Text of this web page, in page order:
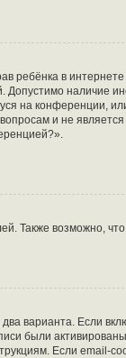
ребёнка в
на конференции,
и не
Также возможно,
варианта. Если
были
Если email-